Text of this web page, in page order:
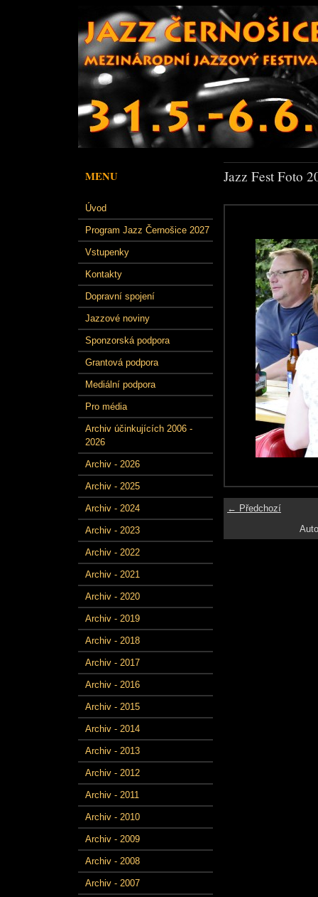
MENU
Úvod
Program Jazz Černošice 2027
Vstupenky
Kontakty
Dopravní spojení
Jazzové noviny
Sponzorská podpora
Grantová podpora
Mediální podpora
Pro média
Archiv účinkujících 2006 -
2026
Archiv - 2026
Archiv - 2025
Archiv - 2024
Archiv - 2023
Archiv - 2022
Archiv - 2021
Archiv - 2020
Archiv - 2019
Archiv - 2018
Archiv - 2017
Archiv - 2016
Archiv - 2015
Archiv - 2014
Archiv - 2013
Archiv - 2012
Archiv - 2011
Archiv - 2010
Archiv - 2009
Archiv - 2008
Archiv - 2007
Jazz Fest Foto
← Předchozí